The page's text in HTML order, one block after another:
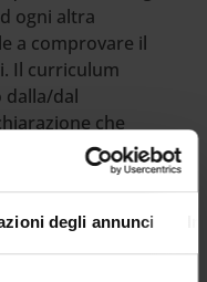
degli annunci
ogni altra
a comprovare il
Il curriculum
dalla/dal
che
corrisponda a
oggetto: TYF